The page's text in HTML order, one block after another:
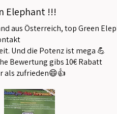
Elephant !!!
aus Österreich, top Green
Und die Potenz ist mega 💪
Bewertung gibs 10€ Rabatt
als zufrieden😄👍